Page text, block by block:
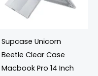
Supcase Unicorn
Beetle Clear Case
Macbook Pro 14 Inch